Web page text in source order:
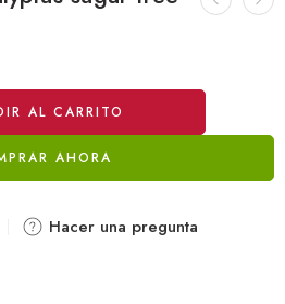
AL CARRITO
AHORA
Hacer una pregunta